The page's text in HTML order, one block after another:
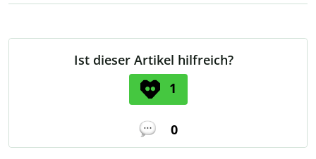
Ist dieser Artikel hilfreich?
1
0